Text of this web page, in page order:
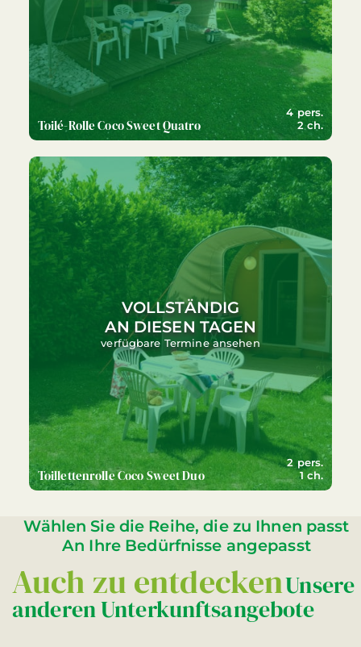
Toilé-Rolle Coco Sweet Quatro
4 pers.
2 ch.
VOLLSTÄNDIG
AN DIESEN TAGEN
verfügbare Termine ansehen
Toillettenrolle Coco Sweet Duo
2 pers.
1 ch.
Wählen Sie die Reihe, die zu Ihnen passt
An Ihre Bedürfnisse angepasst
Auch zu entdeckenUnsere
anderen Unterkunftsangebote